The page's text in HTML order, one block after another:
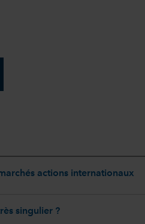
actions internationaux
singulier ?